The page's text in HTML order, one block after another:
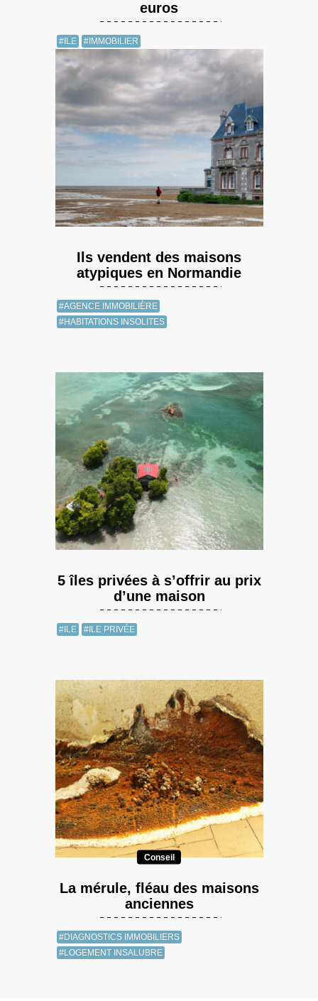
euros
#ILE #IMMOBILIER
Ils vendent des maisons
atypiques en Normandie
#AGENCE IMMOBILIÈRE
#HABITATIONS INSOLITES
5 îles privées à s’offrir au prix
d’une maison
#ILE #ILE PRIVÉE
Conseil
La mérule, fléau des maisons
anciennes
#DIAGNOSTICS IMMOBILIERS
#LOGEMENT INSALUBRE